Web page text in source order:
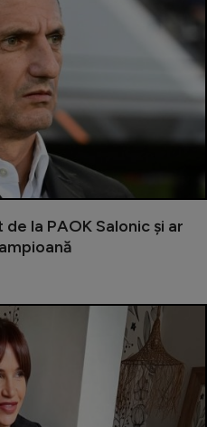
la PAOK Salonic și ar